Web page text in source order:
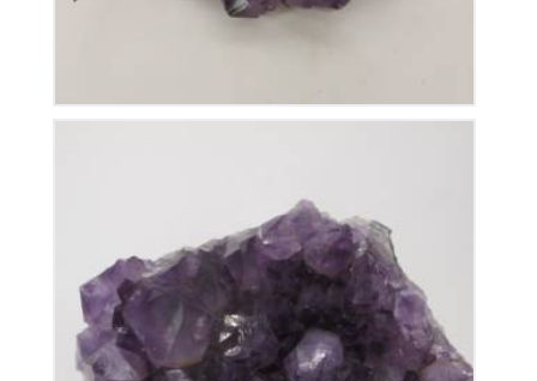
Améthyste du Brésil
110 €